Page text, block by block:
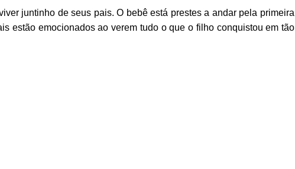
juntinho de seus pais. O bebê está prestes a andar pela primeira
estão emocionados ao verem tudo o que o filho conquistou em tão